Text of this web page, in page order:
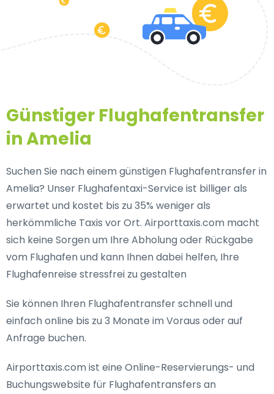
Günstiger Flughafentransfer
in Amelia
Suchen Sie nach einem günstigen Flughafentransfer in
Amelia? Unser Flughafentaxi-Service ist billiger als
erwartet und kostet bis zu 35% weniger als
herkömmliche Taxis vor Ort. Airporttaxis.com macht
sich keine Sorgen um Ihre Abholung oder Rückgabe
vom Flughafen und kann Ihnen dabei helfen, Ihre
Flughafenreise stressfrei zu gestalten
Sie können Ihren Flughafentransfer schnell und
einfach online bis zu 3 Monate im Voraus oder auf
Anfrage buchen.
Airporttaxis.com ist eine Online-Reservierungs- und
Buchungswebsite für Flughafentransfers an